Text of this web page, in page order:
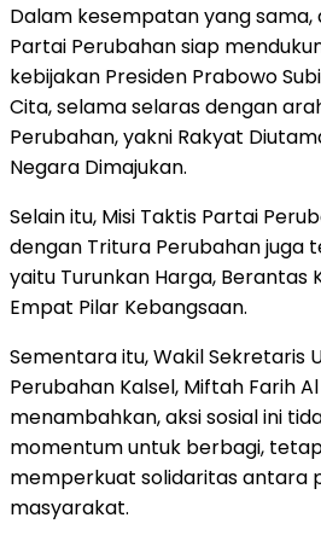
Dalam kesempatan yang sama,
Partai Perubahan siap
kebijakan Presiden Prabowo
Cita, selama selaras dengan
Perubahan, yakni Rakyat
Negara Dimajukan.
Selain itu, Misi Taktis Partai
dengan Tritura Perubahan juga
yaitu Turunkan Harga, Berantas
Empat Pilar Kebangsaan.
Sementara itu, Wakil Sekretaris
Perubahan Kalsel, Miftah Farih
menambahkan, aksi sosial ini
momentum untuk berbagi,
memperkuat solidaritas antara
masyarakat.